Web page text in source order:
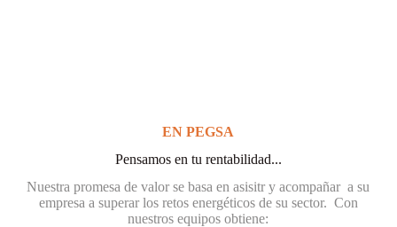
EN PEGSA
Pensamos en tu rentabilidad...
Nuestra promesa de valor se basa en asisitr y acompañar a su
empresa a superar los retos energéticos de su sector. Con
nuestros equipos obtiene: